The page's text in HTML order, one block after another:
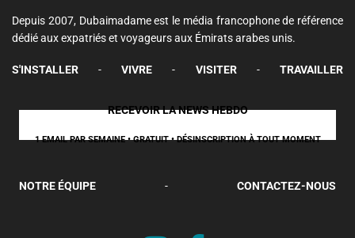
Depuis 2007, Dubaimadame est le média francophone de référence
dédié aux expatriés et voyageurs aux Émirats arabes unis.
S'INSTALLER - VIVRE - VISITER - TRAVAILLER
RECEVOIR LA NEWS HEBDO
1 EMAIL PAR SEMAINE • GRATUIT • DÉSINSCRIPTION À TOUT MOMENT
NOTRE ÉQUIPE - CONTACTEZ-NOUS